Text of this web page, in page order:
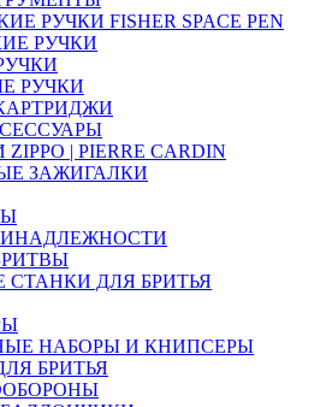
РУЧКИ FISHER SPACE PEN
РУЧКИ
РУЧКИ
| PIERRE CARDIN
ЗАЖИГАЛКИ
СТАНКИ ДЛЯ БРИТЬЯ
НАБОРЫ И КНИПСЕРЫ
БРИТЬЯ